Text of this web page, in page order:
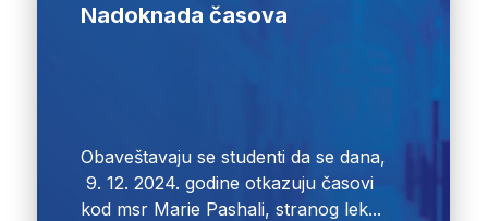
Nadoknada časova
Obaveštavaju se studenti da se dana,
9. 12. 2024. godine otkazuju časovi
kod msr Marie Pashali, stranog lek...